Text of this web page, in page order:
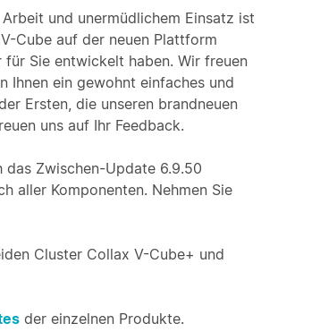
und unermüdlichem Einsatz ist
Cube auf der neuen Plattform
Sie entwickelt haben. Wir freuen
Ihnen ein gewohnt einfaches und
Ersten, die unseren brandneuen
uns auf Ihr Feedback.
Zwischen-Update 6.9.50
aller Komponenten. Nehmen Sie
Cluster Collax V-Cube+ und
der einzelnen Produkte.